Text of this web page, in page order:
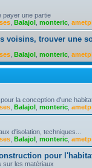
payer une partie
Balajol monteric
voisins, trouver une
Balajol monteric
la conception d'une
Balajol monteric
d'isolation, techniques...
Balajol monteric
pour
sur les matériaux